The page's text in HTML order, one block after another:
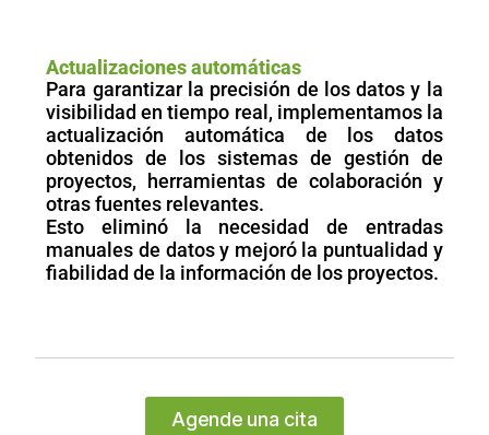
Actualizaciones automáticas
Para garantizar la precisión de los datos y la
visibilidad en tiempo real, implementamos la
actualización automática de los datos
obtenidos de los sistemas de gestión de
proyectos, herramientas de colaboración y
otras fuentes relevantes.
Esto eliminó la necesidad de entradas
manuales de datos y mejoró la puntualidad y
fiabilidad de la información de los proyectos.
Agende una cita